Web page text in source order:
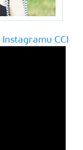
Instagramu CCI